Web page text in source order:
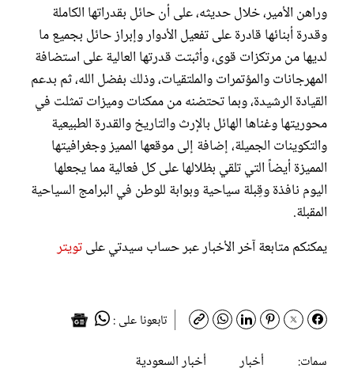
وراهن الأمير، خلال حديثه، على أن حائل بقدراتها الكاملة
وقدرة أبنائها قادرة على تفعيل الأدوار وإبراز حائل بجميع ما
لديها من مرتكزات قوى، وأثبتت قدرتها العالية على استضافة
المهرجانات والمؤتمرات والملتقيات، وذلك بفضل الله، ثم بدعم
القيادة الرشيدة، وبما تحتضنه من ممكنات وميزات تمثلت في
محوريتها وغناها الهائل بالإرث والتاريخ والقدرة الطبيعية
والتكوينات الجميلة، إضافة إلى موقعها المميز وجغرافيتها
المميزة أيضاً التي تلقي بظلالها على كل فعالية مما يجعلها
اليوم نافذة وقِبلة سياحية وبوابة للوطن في البرامج السياحية
المقبلة.
يمكنكم متابعة آخر الأخبار عبر حساب سيدتي علىتويتر
تابعونا على :
سمات:
أخبار
أخبار السعودية